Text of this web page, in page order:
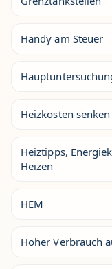
Handy am Steuer
Heizkosten senken
Heiztipps,
Heizen
HEM
Hoher Verbrauch